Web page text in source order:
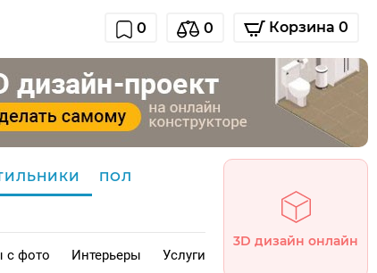
0 0 Корзина 0
ПОЛ
с фото Интерьеры Услуги
3D дизайн онлайн